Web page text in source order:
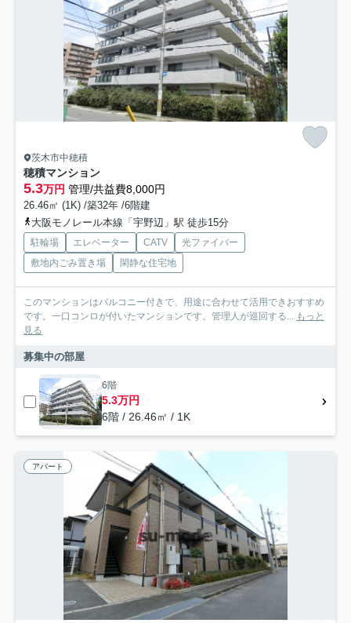
茨木市中穂積
穂積マンション
5.3万円 管理/共益費8,000円
26.46㎡ (1K) /築32年 /6階建
大阪モノレール本線「宇野辺」駅 徒歩15分
駐輪場 エレベーター CATV
光ファイバー
敷地内ごみ置き場
閑静な住宅地
このマンションはバルコニー付きで、用途に合わせて活用できおすすめ
です。一口コンロが付いたマンションです。管理人が巡回する... もっと
見る
募集中の部屋
6階
5.3万円
6階 / 26.46㎡ / 1K
アパート